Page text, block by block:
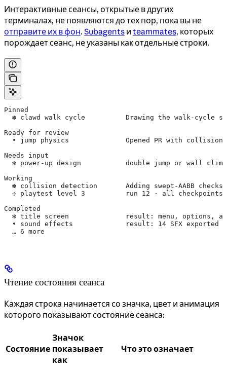
Интерактивные сеансы, открытые в других
терминалах, не появляются до тех пор, пока вы не
отправите их в фон. Subagents и teammates, которых
порождает сеанс, не указаны как отдельные строки.
Pinned
✽ clawd walk cycle          Drawing the walk-cycle
Ready for review
∙ jump physics              Opened PR with collision
Needs input
✻ power-up design           double jump or wall
Working
✽ collision detection       Adding swept-AABB checks
✢ playtest level 3          run 12 · all checkpoints
Completed
✻ title screen              result: menu, options,
∙ sound effects             result: 14 SFX exported
  … 6 more
Чтение состояния сеанса
Каждая строка начинается со значка, цвет и анимация
которого показывают состояние сеанса:
Состояние
Значок
показывает
как
Что это означает